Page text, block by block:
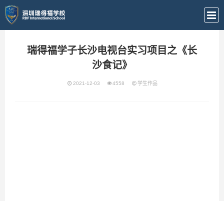
瑞得福学子长沙电视台实习项目之《长
沙食记》
2021-12-03 4558 学生作品